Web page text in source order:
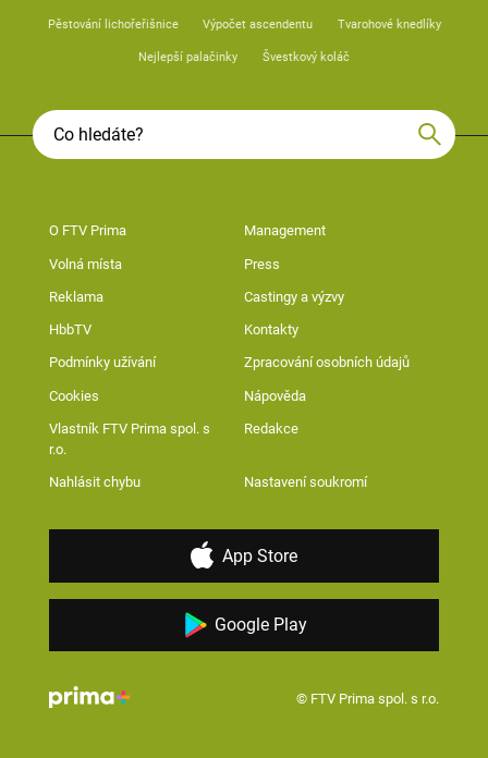
Pěstování lichořeřišnice Výpočet ascendentu Tvarohové knedlíky
Nejlepší palačinky Švestkový koláč
O FTV Prima Management
Volná místa Press
Reklama Castingy a výzvy
HbbTV Kontakty
Podmínky užívání Zpracování osobních údajů
Cookies Nápověda
Vlastník FTV Prima spol. s
r.o.
Redakce
Nahlásit chybu Nastavení soukromí
App Store
Google Play
© FTV Prima spol. s r.o.